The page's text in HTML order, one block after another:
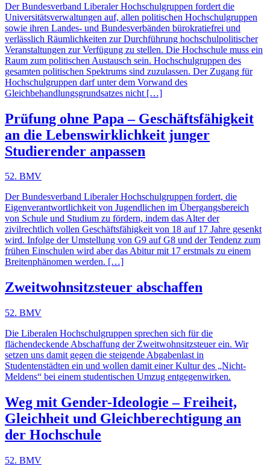
Der Bundesverband Liberaler Hochschulgruppen fordert die
Universitätsverwaltungen auf, allen politischen Hochschulgruppen
sowie ihren Landes- und Bundesverbänden bürokratiefrei und
verlässlich Räumlichkeiten zur Durchführung hochschulpolitischer
Veranstaltungen zur Verfügung zu stellen. Die Hochschule muss ein
Raum zum politischen Austausch sein. Hochschulgruppen des
gesamten politischen Spektrums sind zuzulassen. Der Zugang für
Hochschulgruppen darf unter dem Vorwand des
Gleichbehandlungsgrundsatzes nicht […]
Prüfung ohne Papa – Geschäftsfähigkeit
an die Lebenswirklichkeit junger
Studierender anpassen
52. BMV
Der Bundesverband Liberaler Hochschulgruppen fordert, die
Eigenverantwortlichkeit von Jugendlichen im Übergangsbereich
von Schule und Studium zu fördern, indem das Alter der
zivilrechtlich vollen Geschäftsfähigkeit von 18 auf 17 Jahre gesenkt
wird. Infolge der Umstellung von G9 auf G8 und der Tendenz zum
frühen Einschulen wird aber das Abitur mit 17 erstmals zu einem
Breitenphänomen werden. […]
Zweitwohnsitzsteuer abschaffen
52. BMV
Die Liberalen Hochschulgruppen sprechen sich für die
flächendeckende Abschaffung der Zweitwohnsitzsteuer ein. Wir
setzen uns damit gegen die steigende Abgabenlast in
Studentenstädten ein und wollen damit einer Kultur des „Nicht-
Meldens“ bei einem studentischen Umzug entgegenwirken.
Weg mit Gender-Ideologie – Freiheit,
Gleichheit und Gleichberechtigung an
der Hochschule
52. BMV